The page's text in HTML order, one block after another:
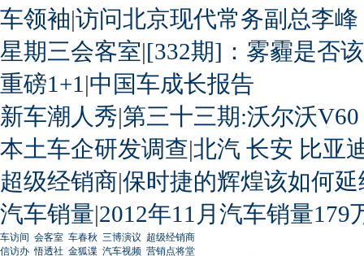
车领袖|访问北京现代常务副总李峰
星期三会客室|[332期]：雾霾是否
重磅1+1 |中国车成长报告
新车潮人秀|第三十三期:沃尔沃
本土车企研发调查|北汽 长安 比亚
超级经销商|保时捷的辉煌该如何延
汽车销量|2012年11月汽车销量179
车访间 会客室 车春秋 三博演议 超级经销商
信访办 悟透社 金狐谍 汽车视频 营销点将堂